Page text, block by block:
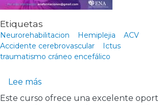
Etiquetas
Neurorehabilitacion Hemiplejia
ACV
Accidente cerebrovascular
Ictus
traumatismo cráneo encefálico
Lee mássobre Curso
Este curso ofrece una excelente